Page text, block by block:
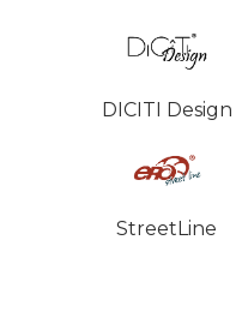
DICITI Design
StreetLine